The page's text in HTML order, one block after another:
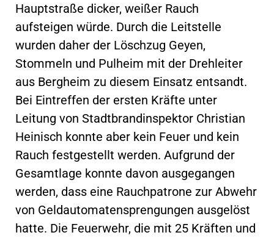
Hauptstraße dicker, weißer Rauch
aufsteigen würde. Durch die Leitstelle
wurden daher der Löschzug Geyen,
Stommeln und Pulheim mit der Drehleiter
aus Bergheim zu diesem Einsatz entsandt.
Bei Eintreffen der ersten Kräfte unter
Leitung von Stadtbrandinspektor Christian
Heinisch konnte aber kein Feuer und kein
Rauch festgestellt werden. Aufgrund der
Gesamtlage konnte davon ausgegangen
werden, dass eine Rauchpatrone zur Abwehr
von Geldautomatensprengungen ausgelöst
hatte. Die Feuerwehr, die mit 25 Kräften und